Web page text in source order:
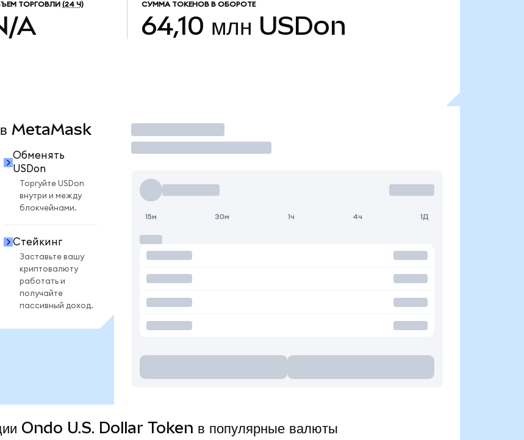
ТОРГОВЛИ (24 Ч)
A
СУММА ТОКЕНОВ В ОБОРОТЕ
64,10 млн USDon
в MetaMask
Обменять
USDon
Торгуйте USDon
внутри и между
блокчейнами.
Стейкинг
Заставьте вашу
криптовалюту
работать и
получайте
пассивный доход.
Торговать
15м 30м 1ч 4ч 1Д
Ondo U.S. Dollar Token в популярные валюты